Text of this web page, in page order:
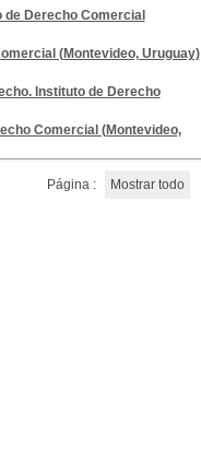
Derecho Comercial
(Montevideo, Uruguay)
Instituto de Derecho
Comercial (Montevideo,
Página : Mostrar todo